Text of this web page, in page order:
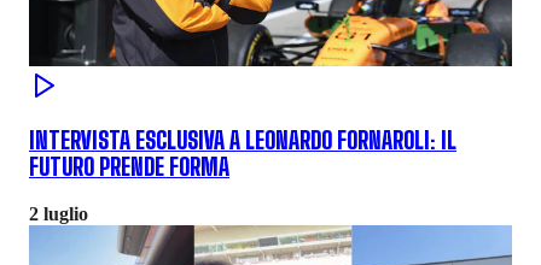
INTERVISTA ESCLUSIVA A LEONARDO FORNAROLI: IL
FUTURO PRENDE FORMA
2 luglio